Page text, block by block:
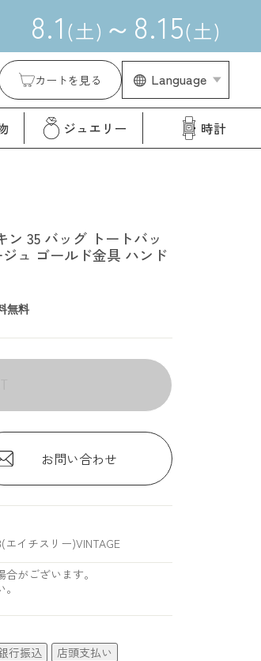
8.1 (土) ～ 8.15(土)
カートを見る Language
ジュエリー 時計
ン 35 バッグ トートバッ
ュ ゴールド金具 ハンド
無料
お問い合わせ
イチスリー)VINTAGE
がございます。
行振込 店頭支払い